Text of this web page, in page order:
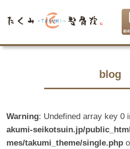
blog
Warning: Undefined array key 0
akumi-seikotsuin.jp/
mes/takumi_theme/single.php